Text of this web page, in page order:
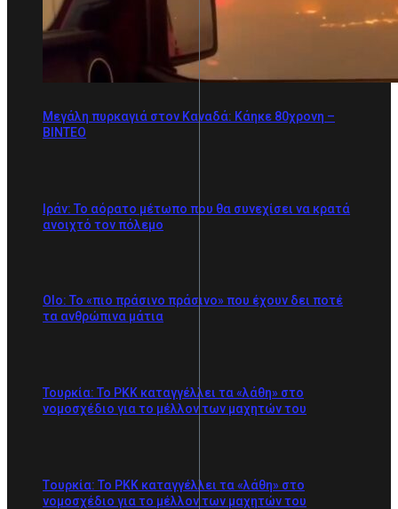
Mεγάλη πυρκαγιά στον Καναδά: Κάηκε 80χρονη –
ΒΙΝΤΕΟ
Ιράν: Το αόρατο μέτωπο που θα συνεχίσει να κρατά
ανοιχτό τον πόλεμο
Olo: Το «πιο πράσινο πράσινο» που έχουν δει ποτέ
τα ανθρώπινα μάτια
Τουρκία: Το PKK καταγγέλλει τα «λάθη» στο
νομοσχέδιο για το μέλλον των μαχητών του
Tουρκία: Το PKK καταγγέλλει τα «λάθη» στο
νομοσχέδιο για το μέλλον των μαχητών του